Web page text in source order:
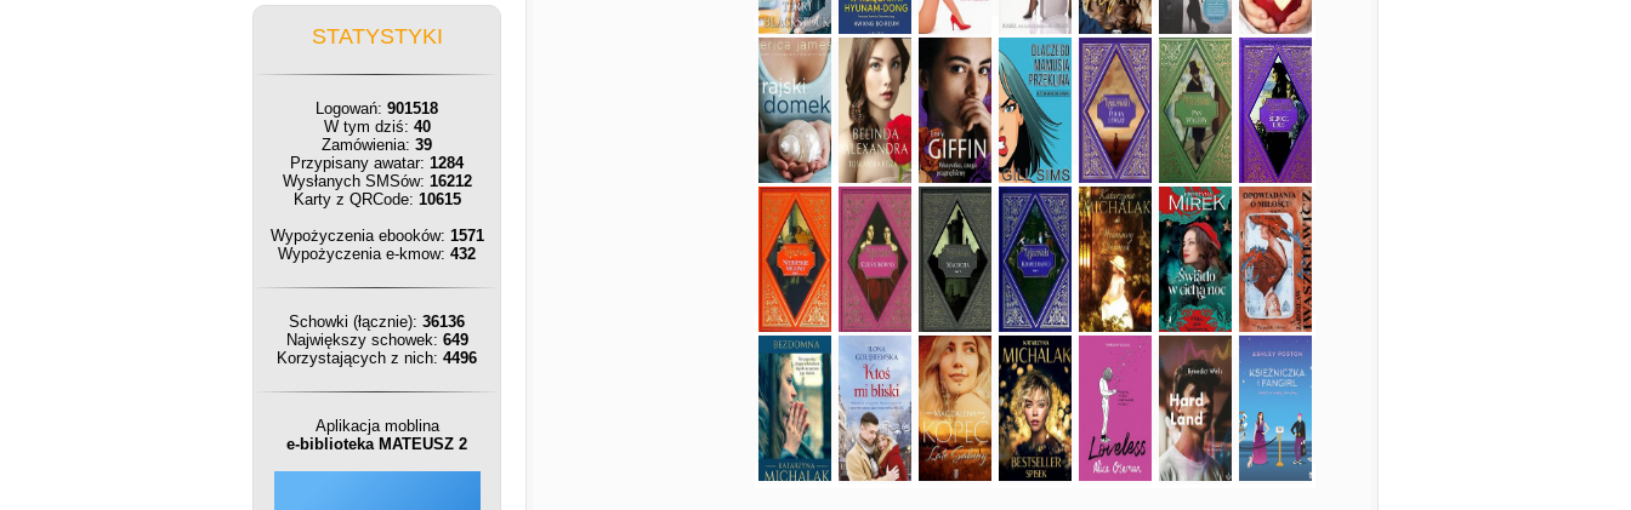
STATYSTYKI
Logowań: 901518
W tym dziś: 40
Zamówienia: 39
Przypisany awatar: 1284
Wysłanych SMSów: 16212
Karty z QRCode: 10615
Wypożyczenia ebooków: 1571
Wypożyczenia e-kmow: 432
Schowki (łącznie): 36136
Największy schowek: 649
Korzystających z nich: 4496
Aplikacja moblina
e-biblioteka MATEUSZ 2